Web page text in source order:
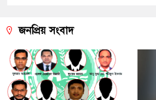
জনপ্রিয় সংবাদ